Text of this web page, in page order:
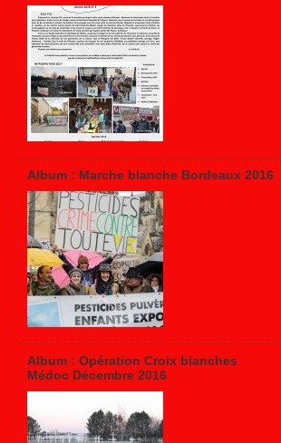
Album : Marche blanche Bordeaux 2016
Album : Opération Croix blanches
Médoc Décembre 2016